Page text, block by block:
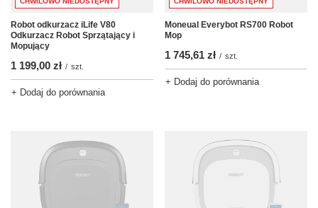
Robot odkurzacz iLife V80
Odkurzacz Robot Sprzątający i
Mopujący
1 199,00 zł / szt.
+ Dodaj do porównania
Moneual Everybot RS700 Robot
Mop
1 745,61 zł / szt.
+ Dodaj do porównania